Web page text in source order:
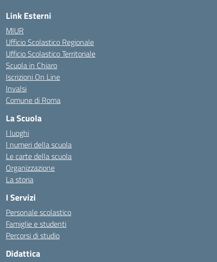
Link Esterni
MIUR
Ufficio Scolastico Regionale
Ufficio Scolastico Territoriale
Scuola in Chiaro
Iscrizioni On Line
Invalsi
Comune di Roma
La Scuola
I luoghi
I numeri della scuola
Le carte della scuola
Organizzazione
La storia
I Servizi
Personale scolastico
Famiglie e studenti
Percorsi di studio
Didattica